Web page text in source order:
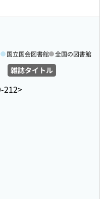
雑誌タイトル
212>
国立国会図書館 全国の図書館